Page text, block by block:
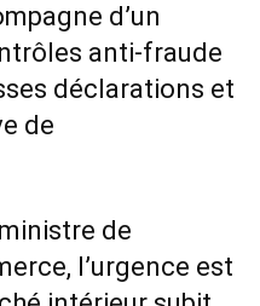
d’un
anti-fraude
déclarations et
de
de
l’urgence est